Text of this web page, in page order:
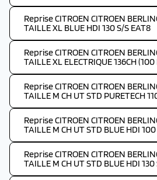
Reprise CITROEN CITROEN
TAILLE XL BLUE HDI 130 S/S EAT8
Reprise CITROEN CITROEN
TAILLE XL ELECTRIQUE 136CH (100
Reprise CITROEN CITROEN
TAILLE M CH UT STD PURETECH
Reprise CITROEN CITROEN
TAILLE M CH UT STD BLUE HDI
Reprise CITROEN CITROEN
TAILLE M CH UT STD BLUE HDI